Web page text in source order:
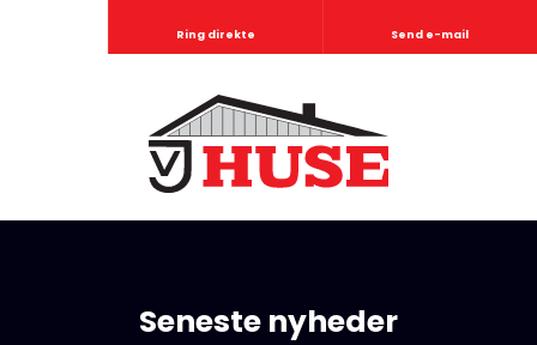
Ring direkte Send e-mail
Seneste nyheder​